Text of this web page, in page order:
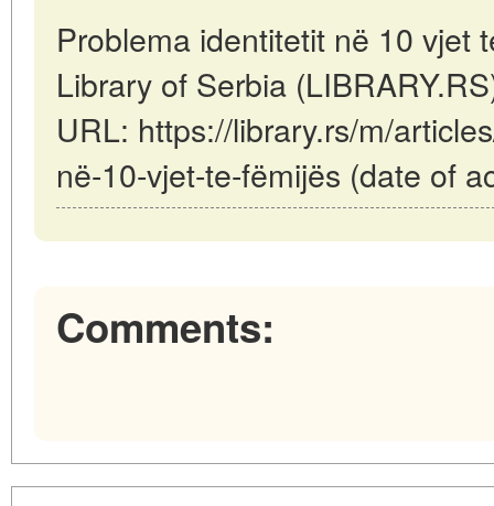
Problema identitetit në 10 vjet
Library of Serbia
URL: https://library.rs/m/
në-10-vjet-te-fëmijës (date of
Comments: